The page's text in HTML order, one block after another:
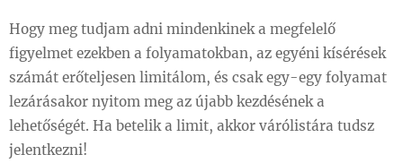
Hogy meg tudjam adni mindenkinek a megfelelő
figyelmet ezekben a folyamatokban, az egyéni kísérések
számát erőteljesen limitálom, és csak egy-egy folyamat
lezárásakor nyitom meg az újabb kezdésének a
lehetőségét. Ha betelik a limit, akkor várólistára tudsz
jelentkezni!